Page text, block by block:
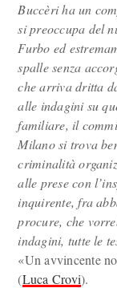
Buccèri ha un
si preoccupa del
Furbo ed
spalle senza
che arriva dritta
alle indagini su
familiare, il
Milano si trova
criminalità
alle prese con
inquirente, fra
procure, che
indagini, tutte le
«Un avvincente
(Luca Crovi).